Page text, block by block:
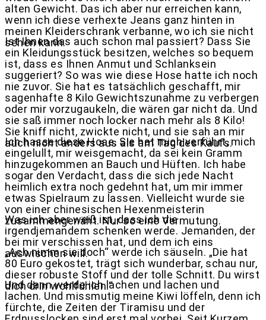
alten Gewicht. Das ich aber nur erreichen kann,
wenn ich diese verhexte Jeans ganz hinten in
meinen Kleiderschrank verbanne, wo ich sie nicht
sehen kann.
Ist Ihnen das auch schon mal passiert? Dass Sie
ein Kleidungsstück besitzen, welches so bequem
ist, dass es Ihnen Anmut und Schlanksein
suggeriert? So was wie diese Hose hatte ich noch
nie zuvor. Sie hat es tatsächlich geschafft, mir
sagenhafte 8 Kilo Gewichtszunahme zu verbergen
oder mir vorzugaukeln, die wären gar nicht da. Und
sie saß immer noch locker nach mehr als 8 Kilo!
Sie kniff nicht, zwickte nicht, und sie sah an mir
auch nicht anders aus als am Tag des Kaufs.
Ich hasse diese Hose. Sie hat mich verführt, mich
eingelullt, mir weisgemacht, da sei kein Gramm
hinzugekommen an Bauch und Hüften. Ich habe
sogar den Verdacht, dass die sich jede Nacht
heimlich extra noch gedehnt hat, um mir immer
etwas Spielraum zu lassen. Vielleicht wurde sie
von einer chinesischen Hexenmeisterin
zusammengenäht. Nur so eine Vermutung.
Was ich aber weiß ist, dass ich die
irgendjemandem schenken werde. Jemanden, der
bei mir verschissen hat, und dem ich eins
auswischen will.
„Ach nimm sie doch“ werde ich säuseln. „Die hat
80 Euro gekostet, trägt sich wunderbar, schau nur,
dieser robuste Stoff und der tolle Schnitt. Du wirst
dich drin wohlfühlen.“
Und dann werde ich lachen und lachen und
lachen. Und missmutig meine Kiwi löffeln, denn ich
fürchte, die Zeiten der Tiramisu und der